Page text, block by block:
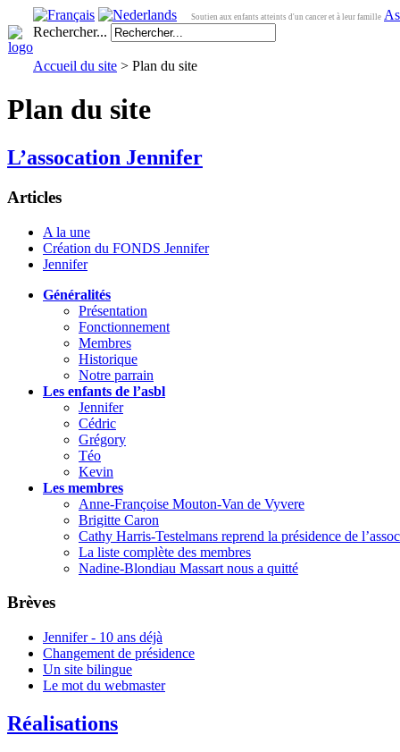
Soutien aux enfants atteints d'un cancer et à leur famille
Rechercher...
Accueil du site > Plan du site
Plan du site
L’assocation Jennifer
Articles
A la une
Création du FONDS Jennifer
Jennifer
Généralités
Présentation
Fonctionnement
Membres
Historique
Notre parrain
Les enfants de l’asbl
Jennifer
Cédric
Grégory
Téo
Kevin
Les membres
Anne-Françoise Mouton-Van de Vyvere
Brigitte Caron
Cathy Harris-Testelmans reprend la présidence de
La liste complète des membres
Nadine-Blondiau Massart nous a quitté
Brèves
Jennifer - 10 ans déjà
Changement de présidence
Un site bilingue
Le mot du webmaster
Réalisations